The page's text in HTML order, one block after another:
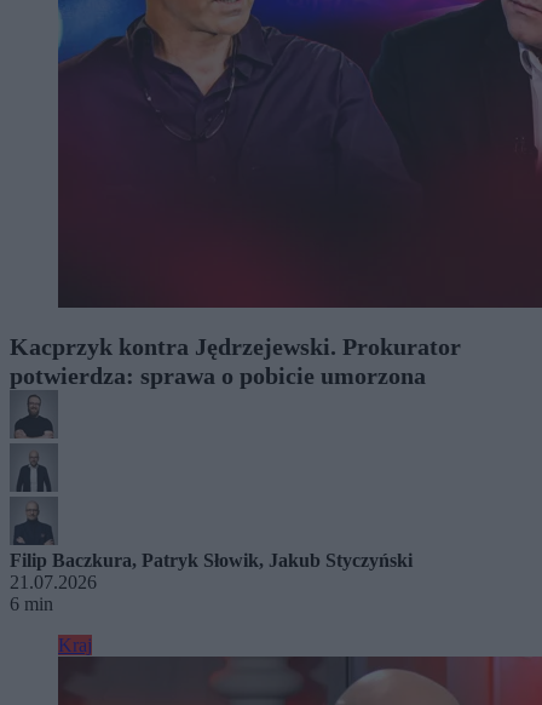
Kacprzyk kontra Jędrzejewski. Prokurator
potwierdza: sprawa o pobicie umorzona
Filip Baczkura, Patryk Słowik, Jakub Styczyński
21.07.2026
6 min
Kraj